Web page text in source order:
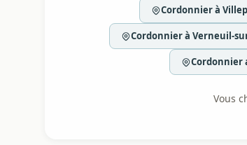
Cordonnier à
Cordonnier à Verneuil-
Cordonnier
Vous